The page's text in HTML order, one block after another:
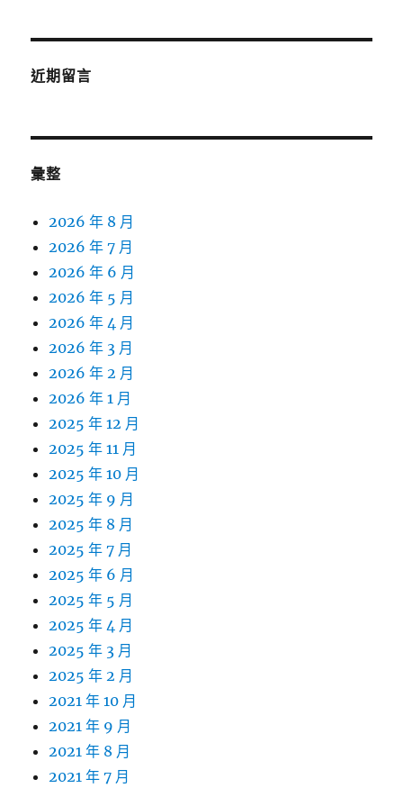
近期留言
彙整
2026 年 8 月
2026 年 7 月
2026 年 6 月
2026 年 5 月
2026 年 4 月
2026 年 3 月
2026 年 2 月
2026 年 1 月
2025 年 12 月
2025 年 11 月
2025 年 10 月
2025 年 9 月
2025 年 8 月
2025 年 7 月
2025 年 6 月
2025 年 5 月
2025 年 4 月
2025 年 3 月
2025 年 2 月
2021 年 10 月
2021 年 9 月
2021 年 8 月
2021 年 7 月